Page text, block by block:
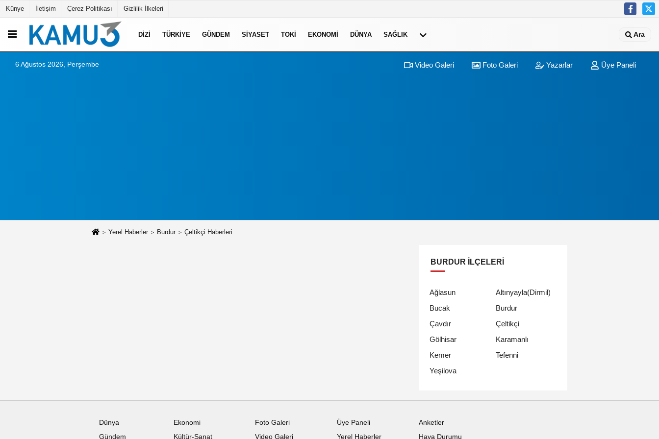
Künye İletişim Çerez Politikası Gizlilik İlkeleri
DIZI TÜRKIYE GÜNDEM SIYASET TOKI EKONOMI DÜNYA SAĞLIK Ara
6 Ağustos 2026, Perşembe Video Galeri Foto Galeri Yazarlar Üye Paneli
Yerel Haberler Burdur Çeltikçi Haberleri
BURDUR İLÇELERI
Ağlasun
Altınyayla(Dirmil)
Bucak
Burdur
Çavdır
Çeltikçi
Gölhisar
Karamanlı
Kemer
Tefenni
Yeşilova
Dünya
Ekonomi
Gündem
Kültür-Sanat
Foto Galeri
Video Galeri
Üye Paneli
Yerel Haberler
Anketler
Hava Durumu